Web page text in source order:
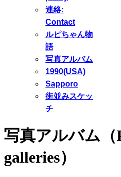
連絡:
Contact
ルピちゃん物
語
写真アルバム
1990(USA)
Sapporo
街並みスケッ
チ
写真アルバム（
galleries）